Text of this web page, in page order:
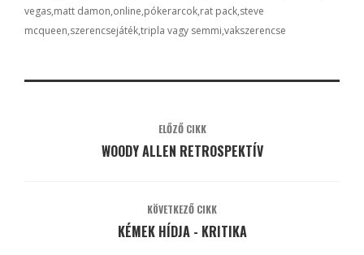
vegas matt damon online pókerarcok rat pack steve
mcqueen szerencsejátéktripla vagy semmi vakszerencse
ELŐZŐ CIKK
WOODY ALLEN RETROSPEKTÍV
KÖVETKEZŐ CIKK
KÉMEK HÍDJA - KRITIKA